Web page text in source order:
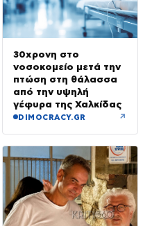
30χρονη στο
νοσοκομείο μετά την
πτώση στη θάλασσα
από την υψηλή
γέφυρα της Χαλκίδας
DIMOCRACY.GR ↗